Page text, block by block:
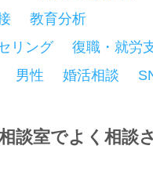
教育分析
リング
復職・就労
男性 婚活相談
談室でよく相談